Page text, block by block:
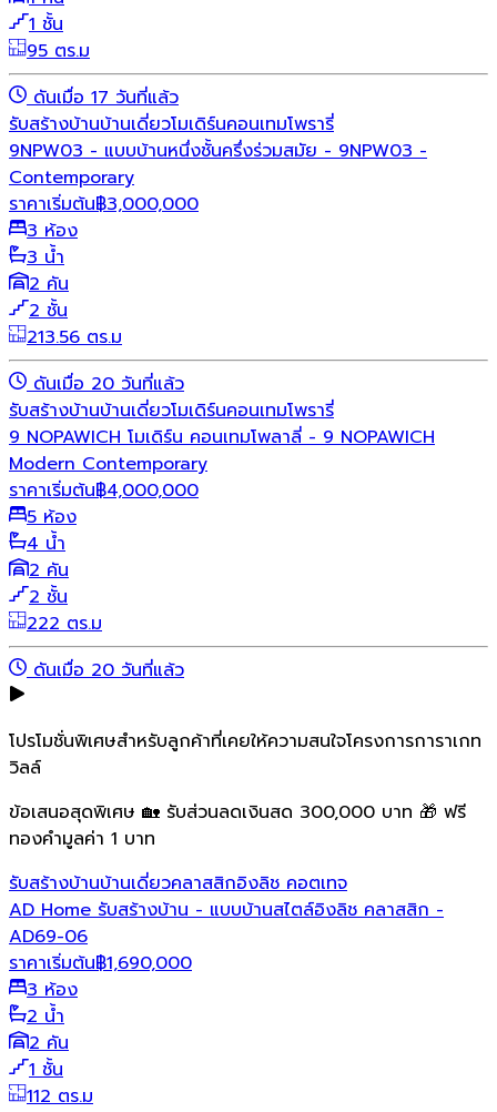
1 ชั้น
95 ตร.ม
ดันเมื่อ 17 วันที่แล้ว
รับสร้างบ้านบ้านเดี่ยวโมเดิร์นคอนเทมโพรารี่
9NPW03 - แบบบ้านหนึ่งชั้นครึ่งร่วมสมัย - 9NPW03 -
Contemporary
ราคาเริ่มต้น฿3,000,000
3 ห้อง
3 น้ำ
2 คัน
2 ชั้น
213.56 ตร.ม
ดันเมื่อ 20 วันที่แล้ว
รับสร้างบ้านบ้านเดี่ยวโมเดิร์นคอนเทมโพรารี่
9 NOPAWICH โมเดิร์น คอนเทมโพลาลี่ - 9 NOPAWICH
Modern Contemporary
ราคาเริ่มต้น฿4,000,000
5 ห้อง
4 น้ำ
2 คัน
2 ชั้น
222 ตร.ม
ดันเมื่อ 20 วันที่แล้ว
โปรโมชั่นพิเศษสำหรับลูกค้าที่เคยให้ความสนใจโครงการการาเกท
วิลล์
ข้อเสนอสุดพิเศษ 🏡 รับส่วนลดเงินสด 300,000 บาท 🎁 ฟรี
ทองคำมูลค่า 1 บาท
รับสร้างบ้านบ้านเดี่ยวคลาสสิกอิงลิช คอตเทจ
AD Home รับสร้างบ้าน - แบบบ้านสไตล์อิงลิช คลาสสิก -
AD69-06
ราคาเริ่มต้น฿1,690,000
3 ห้อง
2 น้ำ
2 คัน
1 ชั้น
112 ตร.ม